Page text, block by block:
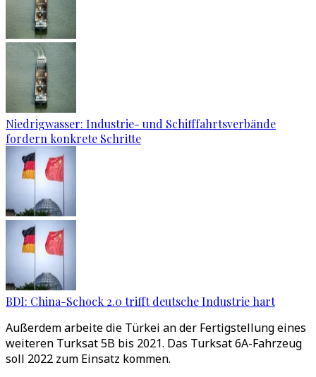
Niedrigwasser: Industrie- und Schifffahrtsverbände
fordern konkrete Schritte
BDI: China-Schock 2.0 trifft deutsche Industrie hart
Außerdem arbeite die Türkei an der Fertigstellung eines
weiteren Turksat 5B bis 2021. Das Turksat 6A-Fahrzeug
soll 2022 zum Einsatz kommen.